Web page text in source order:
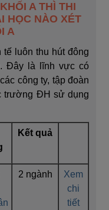
A THÌ THI
HỌC NÀO XÉT
A
tế luôn thu hút đông
Đây là lĩnh vực có
công ty, tập đoàn
trường ĐH sử dụng
Kết quả
2 ngành
Xem
chi
tiết